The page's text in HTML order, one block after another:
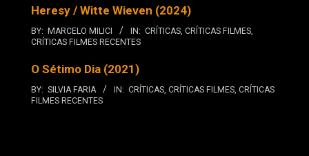
Heresy / Witte Wieven (2024)
BY: MARCELO MILICI IN: CRÍTICAS, CRÍTICAS FILMES,
CRÍTICAS FILMES RECENTES
O Sétimo Dia (2021)
BY: SILVIA FARIA IN: CRÍTICAS, CRÍTICAS FILMES, CRÍTICAS
FILMES RECENTES